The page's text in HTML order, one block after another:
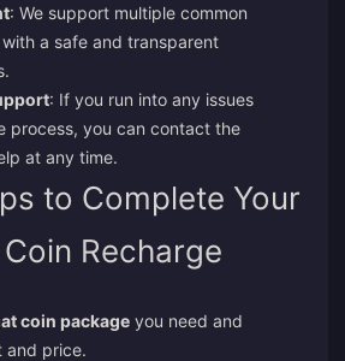
: We support multiple common
a safe and transparent
: If you run into any issues
process, you can contact the
at any time.
to Complete Your
Recharge
coin package you need and
and price.